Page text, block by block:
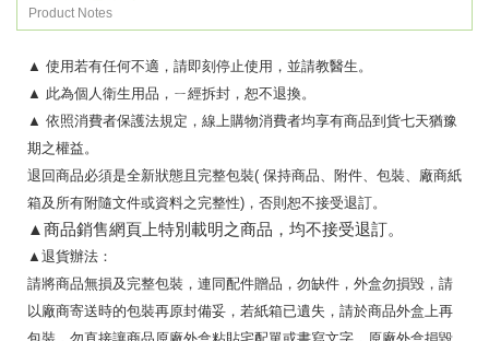
Product Notes
▲ 使用若有任何不適，請即刻停止使用，並請教醫生。
▲ 此為個人衛生用品，ㄧ經拆封，恕不退換。
▲ 依照消費者保護法規定，線上購物消費者均享有商品到貨七天猶豫
期之權益。
退回商品必須是全新狀態且完整包裝( 保持商品、附件、包裝、廠商紙
箱及所有附隨文件或資料之完整性) ，否則恕不接受退訂。
▲ 商品銷售網頁上特別載明之商品，均不接受退訂。
▲ 退貨辦法：
請將商品無損及完整包裝，連同配件贈品，勿缺件，外盒勿損毀，請
以廠商寄送時的包裝再原封備妥，若紙箱已遺失，請於商品外盒上再